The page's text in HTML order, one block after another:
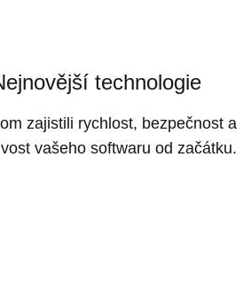
technologie
zajistili rychlost, bezpečnost a
vašeho softwaru od začátku.